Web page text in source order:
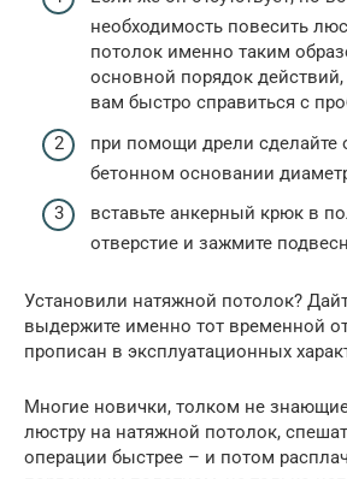
необходимость повесить
потолок именно таким
основной порядок
вам быстро справиться с
при помощи дрели сделайте
бетонном основании
вставьте анкерный крюк в
отверстие и зажмите
Установили натяжной потолок?
выдержите именно тот временной
прописан в эксплуатационных
Многие новички, толком не
люстру на натяжной потолок,
операции быстрее – и потом